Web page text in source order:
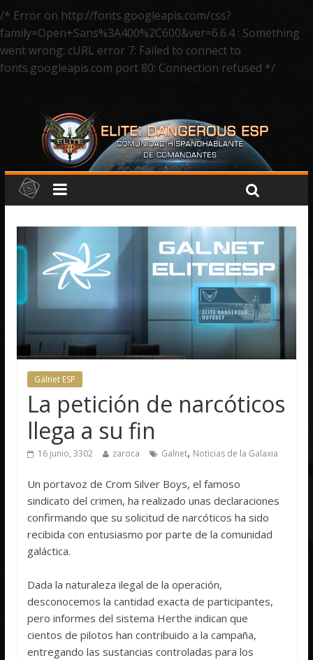
/* Error on http://fonts.googleapis.com/css?
family=Open+Sans%3A400%2C600&ver=6.6.4 : Something
went wrong: cURL error 7: Failed to connect to
fonts.googleapis.com port 80: Connection refused */
Galnet ESP
La petición de narcóticos
llega a su fin
16 junio, 3302 zaroca Galnet, Noticias de la Galaxia
Un portavoz de Crom Silver Boys, el famoso
sindicato del crimen, ha realizado unas declaraciones
confirmando que su solicitud de narcóticos ha sido
recibida con entusiasmo por parte de la comunidad
galáctica.
Dada la naturaleza ilegal de la operación,
desconocemos la cantidad exacta de participantes,
pero informes del sistema Herthe indican que
cientos de pilotos han contribuido a la campaña,
entregando las sustancias controladas para los